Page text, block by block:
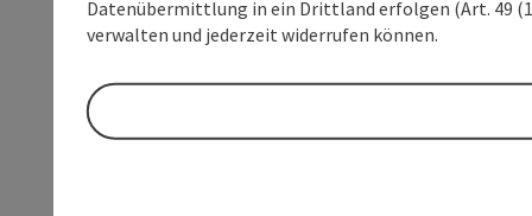
Datenübermittlung in ein Drittland erfolgen (Art. 49
verwalten und jederzeit widerrufen können.